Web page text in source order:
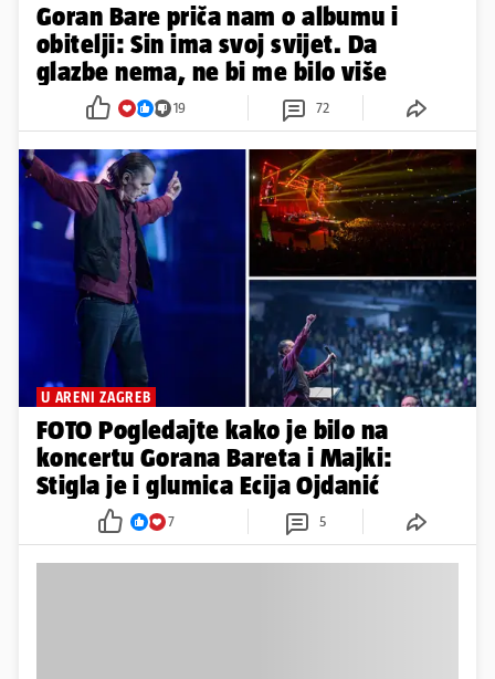
Goran Bare priča nam o albumu i
obitelji: Sin ima svoj svijet. Da
glazbe nema, ne bi me bilo više
19 72
U ARENI ZAGREB
FOTO Pogledajte kako je bilo na
koncertu Gorana Bareta i Majki:
Stigla je i glumica Ecija Ojdanić
7 5